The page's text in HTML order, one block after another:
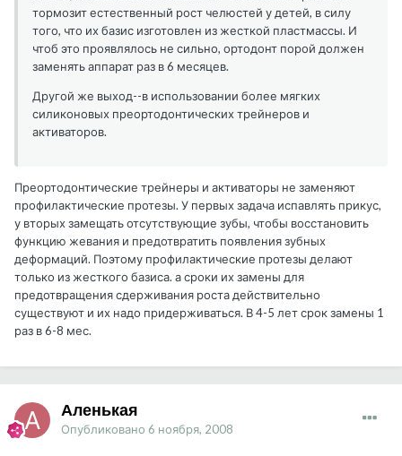
тормозит естественный рост челюстей у детей, в силу
того, что их базис изготовлен из жесткой пластмассы. И
чтоб это проявлялось не сильно, ортодонт порой должен
заменять аппарат раз в 6 месяцев.
Другой же выход--в использовании более мягких
силиконовых преортодонтических трейнеров и
активаторов.
Преортодонтические трейнеры и активаторы не заменяют
профилактические протезы. У первых задача испавлять прикус,
у вторых замещать отсутствующие зубы, чтобы восстановить
функцию жевания и предотвратить появления зубных
деформаций. Поэтому профилактические протезы делают
только из жесткого базиса. а сроки их замены для
предотвращения сдерживания роста действительно
существуют и их надо придерживаться. В 4-5 лет срок замены 1
раз в 6-8 мес.
Аленькая
Опубликовано 6 ноября, 2008